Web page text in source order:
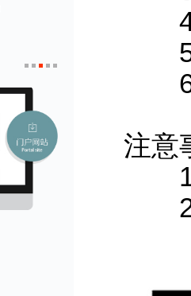
1 2
4
5
6
注意
1
2